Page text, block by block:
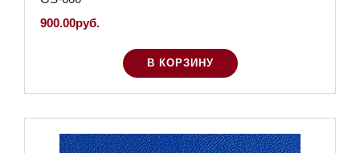
900.00руб.
В КОРЗИНУ